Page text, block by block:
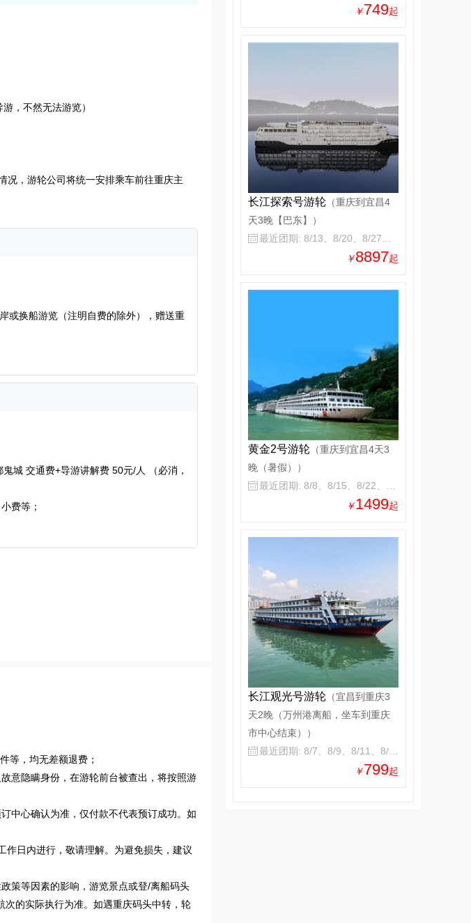
，不然无法游览）
况，游轮公司将统一安排乘车前往重庆主
或换船游览（注明自费的除外），赠送重
城 交通费+导游讲解费 50元/人 （必消，
费等；
等，均无差额退费；
意隐瞒身份，在游轮前台被查出，将按照游
中心确认为准，仅付款不代表预订成功。如
作日内进行，敬请理解。为避免损失，建议
策等因素的影响，游览景点或登/离船码头
的实际执行为准。如遇重庆码头中转，轮
￥749起
长江探索号游轮 （重庆到宜昌4
天3晚【巴东】）
 最近团期: 8/13、8/20、8/27、9/3
￥8897起
黄金2号游轮 （重庆到宜昌4天3
晚（暑假））
 最近团期: 8/8、8/15、8/22、8/29
￥1499起
长江观光号游轮 （宜昌到重庆3
天2晚（万州港离船，坐车到重庆
市中心结束））
 最近团期: 8/7、8/9、8/11、8/13
￥799起